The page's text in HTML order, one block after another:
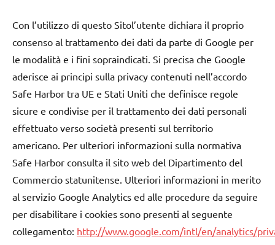
Con l’utilizzo di questo Sitol’utente dichiara il proprio
consenso al trattamento dei dati da parte di Google per
le modalità e i fini sopraindicati. Si precisa che Google
aderisce ai principi sulla privacy contenuti nell’accordo
Safe Harbor tra UE e Stati Uniti che definisce regole
sicure e condivise per il trattamento dei dati personali
effettuato verso società presenti sul territorio
americano. Per ulteriori informazioni sulla normativa
Safe Harbor consulta il sito web del Dipartimento del
Commercio statunitense. Ulteriori informazioni in merito
al servizio Google Analytics ed alle procedure da seguire
per disabilitare i cookies sono presenti al seguente
collegamento: http://www.google.com/intl/en/analytics/